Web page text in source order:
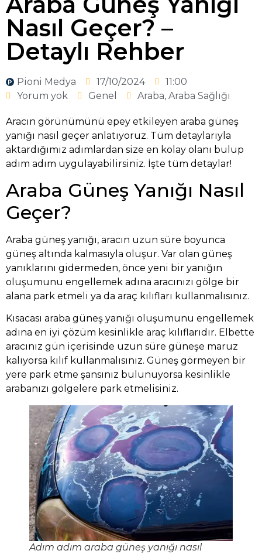
Nasıl Geçer? –
Detaylı Rehber
Pioni Medya 17/10/2024
11:00
Yorum yok
Genel Araba, Araba Sağlığı
Aracın görünümünü epey etkileyen araba güneş
yanığı nasıl geçer anlatıyoruz. Tüm detaylarıyla
aktardığımız adımlardan size en kolay olanı bulup
adım adım uygulayabilirsiniz. İşte tüm detaylar!
Araba Güneş Yanığı Nasıl
Geçer?
Araba güneş yanığı, aracın uzun süre boyunca
güneş altında kalmasıyla oluşur. Var olan güneş
yanıklarını gidermeden, önce yeni bir yanığın
oluşumunu engellemek adına aracınızı gölge bir
alana park etmeli ya da araç kılıfları kullanmalısınız.
Kısacası araba güneş yanığı oluşumunu engellemek
adına en iyi çözüm kesinlikle araç kılıflarıdır. Elbette
aracınız gün içerisinde uzun süre güneşe maruz
kalıyorsa kılıf kullanmalısınız. Güneş görmeyen bir
yere park etme şansınız bulunuyorsa kesinlikle
arabanızı gölgelere park etmelisiniz.
Adım adım araba güneş yanığı nasıl